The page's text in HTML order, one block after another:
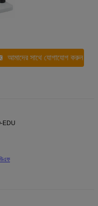
আমাদের সাথে যোগাযোগ করুন
EDU